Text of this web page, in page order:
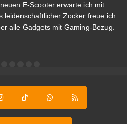
E-Scooter erwarte ich mit
leidenschaftlicher Zocker freue ich
alle Gadgets mit Gaming-Bezug.